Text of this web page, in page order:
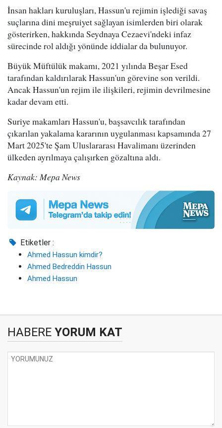
İnsan hakları kuruluşları, Hassun'u rejimin işlediği savaş
suçlarına dini meşruiyet sağlayan isimlerden biri olarak
gösterirken, hakkında Seydnaya Cezaevi'ndeki infaz
sürecinde rol aldığı yönünde iddialar da bulunuyor.
Büyük Müftülük makamı, 2021 yılında Beşar Esed
tarafından kaldırılarak Hassun'un görevine son verildi.
Ancak Hassun'un rejim ile ilişkileri, rejimin devrilmesine
kadar devam etti.
Suriye makamları Hassun'u, başsavcılık tarafından
çıkarılan yakalama kararının uygulanması kapsamında 27
Mart 2025'te Şam Uluslararası Havalimanı üzerinden
ülkeden ayrılmaya çalışırken gözaltına aldı.
Kaynak: Mepa News
Etiketler :
Ahmed Hassun kimdir?
Ahmed Bedreddin Hassun
Ahmed Hassun
HABERE YORUM KAT